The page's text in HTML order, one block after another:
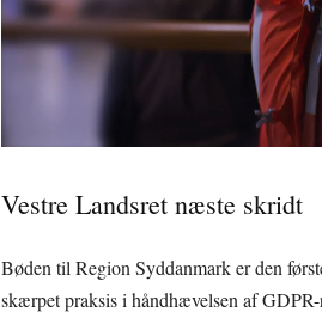
Vestre Landsret næste skridt
Bøden til Region Syddanmark er den
skærpet praksis i håndhævelsen af